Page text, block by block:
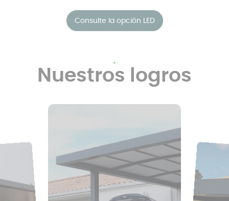
Consulte la opción LED
Nuestros logros